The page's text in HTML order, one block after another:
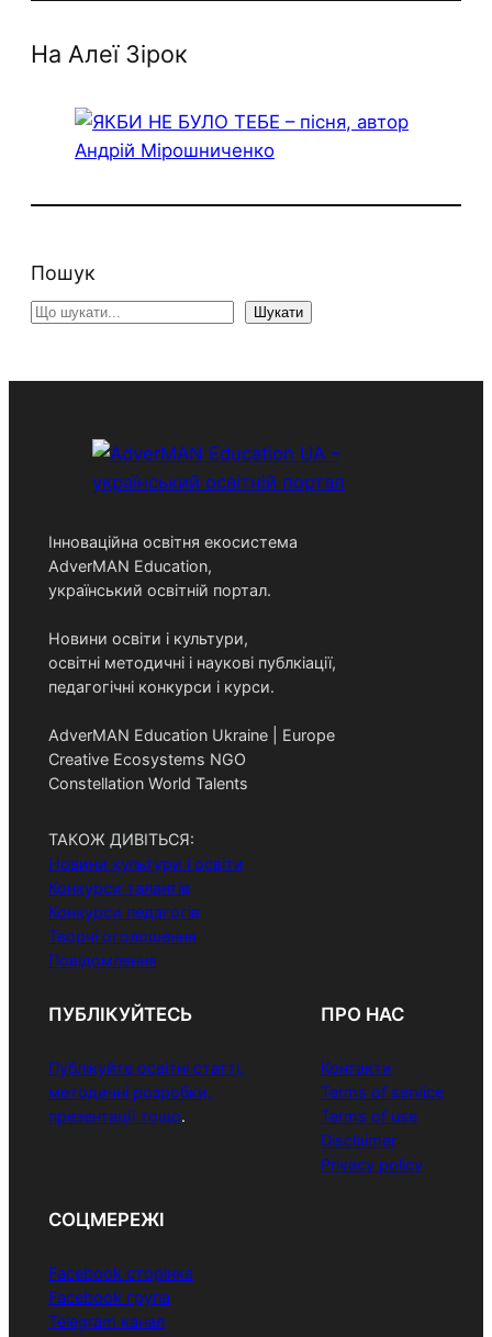
На Алеї Зірок
Пошук
S
Шукати
Інноваційна освітня екосистема
AdverMAN Education,
український освітній портал.
Новини освіти і культури,
освітні методичні і наукові публкіації,
педагогічні конкурси і курси.
AdverMAN Education Ukraine | Europe
Creative Ecosystems NGO
Constellation World Talents
ТАКОЖ ДИВІТЬСЯ:
Новини культури і освіти
Конкурси талантів
Конкурси педагогів
Творчі оголошення
Повідомлення
ПУБЛІКУЙТЕСЬ
Публікуйте освітні статті,
методичні розробки,
презентації тощо.
ПРО НАС
Контакти
Terms of service
Terms of use
Disclaimer
Privacy policy
СОЦМЕРЕЖІ
Facebook сторінка
Facebook група
Telegram канал